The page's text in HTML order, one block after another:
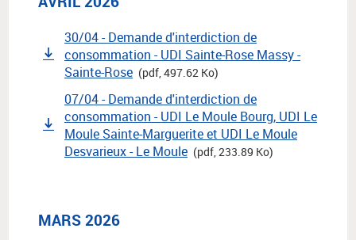
30/04 - Demande d'interdiction de
consommation - UDI Sainte-Rose Massy -
Sainte-Rose (pdf, 497.62 Ko)
07/04 - Demande d'interdiction de
consommation - UDI Le Moule Bourg, UDI Le
Moule Sainte-Marguerite et UDI Le Moule
Desvarieux - Le Moule (pdf, 233.89 Ko)
MARS 2026